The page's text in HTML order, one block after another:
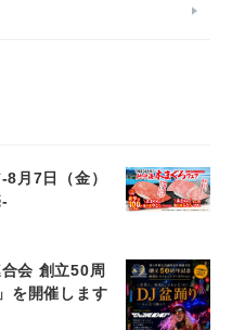
8月7日（金）
会 創立50周
を開催します